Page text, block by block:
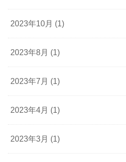
2023年10月 (1)
2023年8月 (1)
2023年7月 (1)
2023年4月 (1)
2023年3月 (1)